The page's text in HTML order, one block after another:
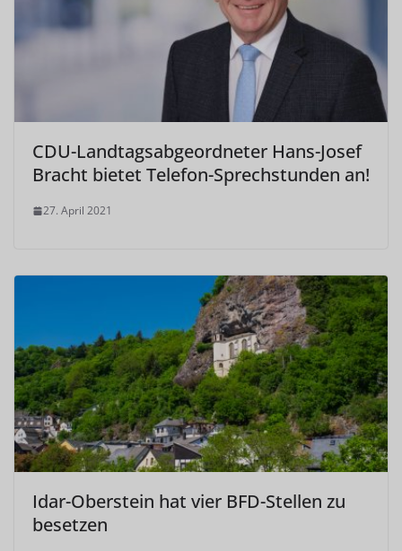
CDU-Landtagsabgeordneter Hans-Josef
Bracht bietet Telefon-Sprechstunden an!
27. April 2021
Idar-Oberstein hat vier BFD-Stellen zu
besetzen